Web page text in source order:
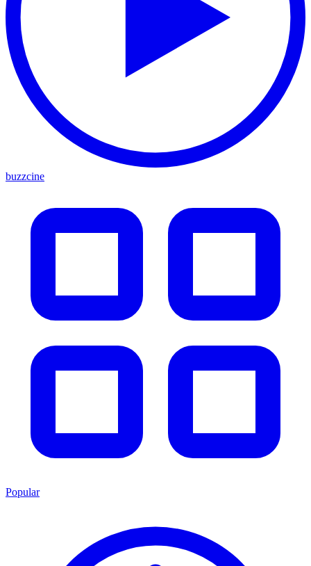
buzzcine
Popular